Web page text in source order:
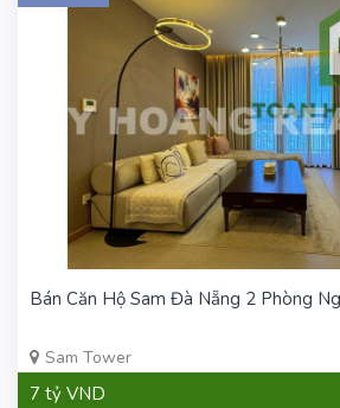
Bán Căn Hộ Sam Đà Nẵng 2 Phòng
Sam Tower
7 tỷ VND